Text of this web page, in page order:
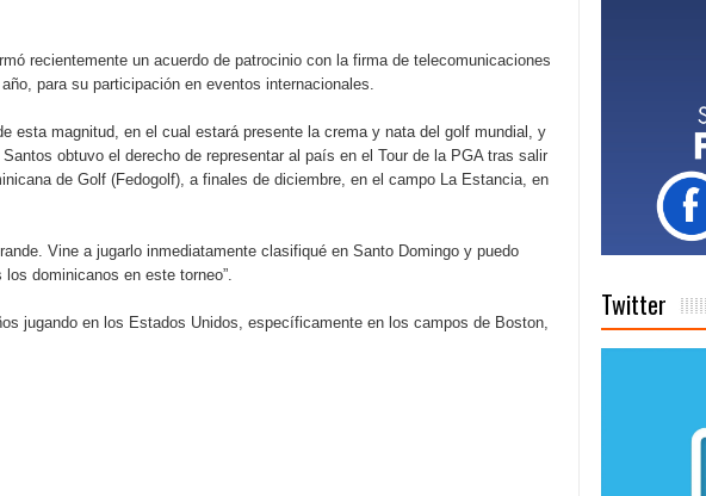
y se convierte en la primera empresa del sector con Sistema de Gestión
de pólizas con Inteligencia Artificial y reduce el proceso de días a
superiores a RD$117 millones en proyecto Nuevas Esperanzas
recientemente un acuerdo de patrocinio con la firma de telecomunicaciones
para su participación en eventos internacionales.
esta magnitud, en el cual estará presente la crema y nata del golf mundial, y
obtuvo el derecho de representar al país en el Tour de la PGA tras salir
de Golf (Fedogolf), a finales de diciembre, en el campo La Estancia, en
Vine a jugarlo inmediatamente clasifiqué en Santo Domingo y puedo
dominicanos en este torneo”.
jugando en los Estados Unidos, específicamente en los campos de Boston,
Twitter